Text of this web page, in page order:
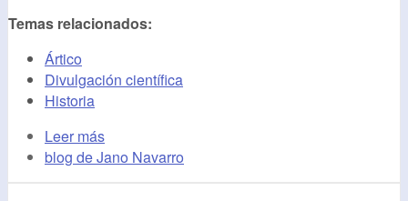
Temas relacionados:
Ártico
Divulgación científica
Historia
Leer más
blog de Jano Navarro